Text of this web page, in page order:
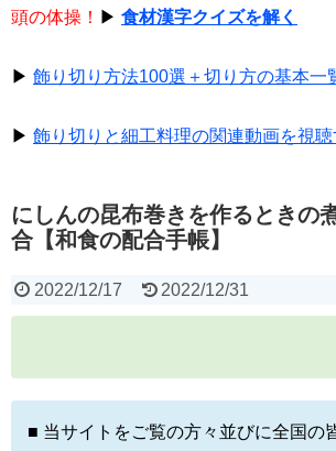
頭の体操！ ▶ 食材漢字クイズを解く
▶ 飾り切り方法100選＋切り方の基本一
▶ 飾り切りと細工料理の関連動画を視聴
にしんの昆布巻きを作るときの
合【和食の配合手帳】
2022/12/17 2022/12/31
■ 当サイトをご覧の方々並びに全国の